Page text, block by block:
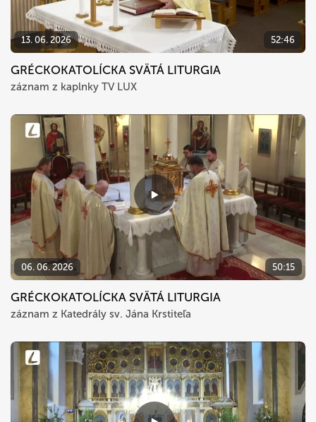
13. 06. 2026 52:46
GRÉCKOKATOLÍCKA SVÄTÁ LITURGIA
záznam z kaplnky TV LUX
06. 06. 2026 50:15
GRÉCKOKATOLÍCKA SVÄTÁ LITURGIA
záznam z Katedrály sv. Jána Krstiteľa